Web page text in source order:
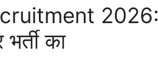
2026:
का